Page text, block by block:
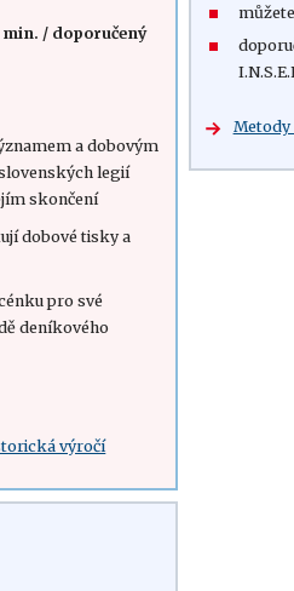
min. / doporučený
a dobovým
legií
skončení
dobové tisky a
pro své
deníkového
výročí
Metody